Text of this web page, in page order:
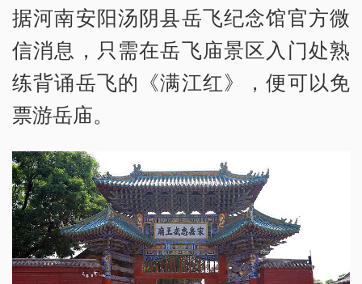
据河南安阳汤阴县岳飞纪念馆官方微
信消息，只需在岳飞庙景区入门处熟
练背诵岳飞的《满江红》，便可以免
票游岳庙。